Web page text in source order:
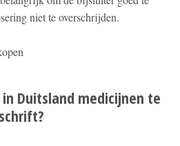
niet te overschrijden.
Duitsland medicijnen te